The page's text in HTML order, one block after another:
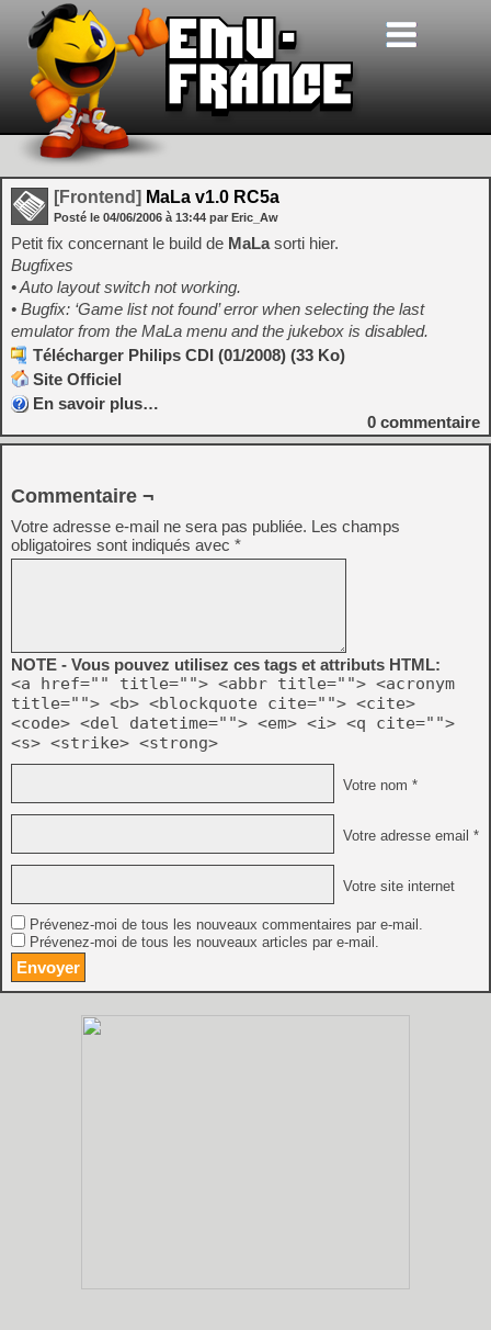
[Frontend] MaLa v1.0 RC5a
Posté le 04/06/2006 à 13:44 par Eric_Aw
Petit fix concernant le build de MaLasorti hier.
Bugfixes
• Auto layout switch not working.
• Bugfix: ‘Game list not found’ error when selecting the last
emulator from the MaLa menu and the jukebox is disabled.
Télécharger Philips CDI (01/2008) (33 Ko)
Site Officiel
En savoir plus…
0 commentaire
Commentaire ¬
Votre adresse e-mail ne sera pas publiée. Les champs
obligatoires sont indiqués avec *
NOTE - Vous pouvez utilisez ces tags et attributs HTML:
<a href="" title=""> <abbr title=""> <acronym
title=""> <b> <blockquote cite=""> <cite>
<code> <del datetime=""> <em> <i> <q cite="">
<s> <strike> <strong>
Votre nom *
Votre adresse email *
Votre site internet
Prévenez-moi de tous les nouveaux commentaires par e-mail.
Prévenez-moi de tous les nouveaux articles par e-mail.